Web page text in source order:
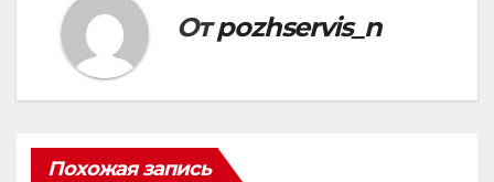
Отpozhservis_n
Похожая запись